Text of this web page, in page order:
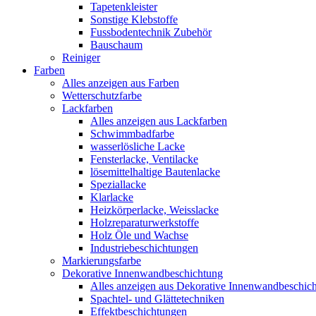
Tapetenkleister
Sonstige Klebstoffe
Fussbodentechnik Zubehör
Bauschaum
Reiniger
Farben
Alles anzeigen aus Farben
Wetterschutzfarbe
Lackfarben
Alles anzeigen aus Lackfarben
Schwimmbadfarbe
wasserlösliche Lacke
Fensterlacke, Ventilacke
lösemittelhaltige Bautenlacke
Speziallacke
Klarlacke
Heizkörperlacke, Weisslacke
Holzreparaturwerkstoffe
Holz Öle und Wachse
Industriebeschichtungen
Markierungsfarbe
Dekorative Innenwandbeschichtung
Alles anzeigen aus Dekorative
Spachtel- und Glättetechniken
Effektbeschichtungen